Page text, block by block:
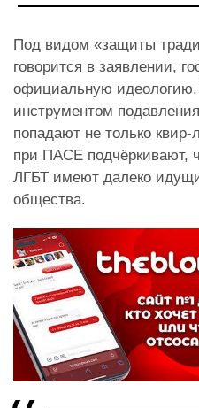
Под видом «защиты
говорится в заявлении,
официальную идеологию.
инструментом
попадают не только
при ПАСЕ подчёркивают,
ЛГБТ имеют далеко
общества.